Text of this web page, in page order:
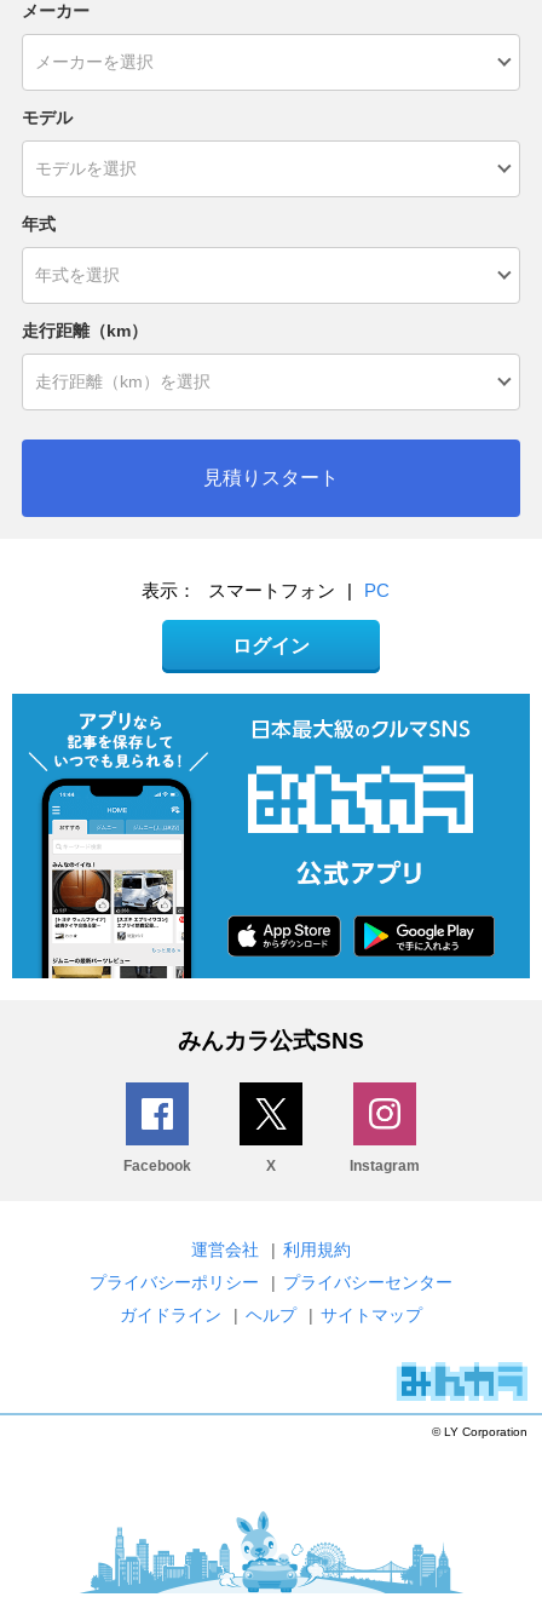
メーカー
モデル
年式
走行距離（km）
見積りスタート
表示： スマートフォン | PC
ログイン
みんカラ公式SNS
Facebook X Instagram
運営会社 | 利用規約
プライバシーポリシー
| プライバシーセンター
ガイドライン
| ヘルプ | サイトマップ
© LY Corporation